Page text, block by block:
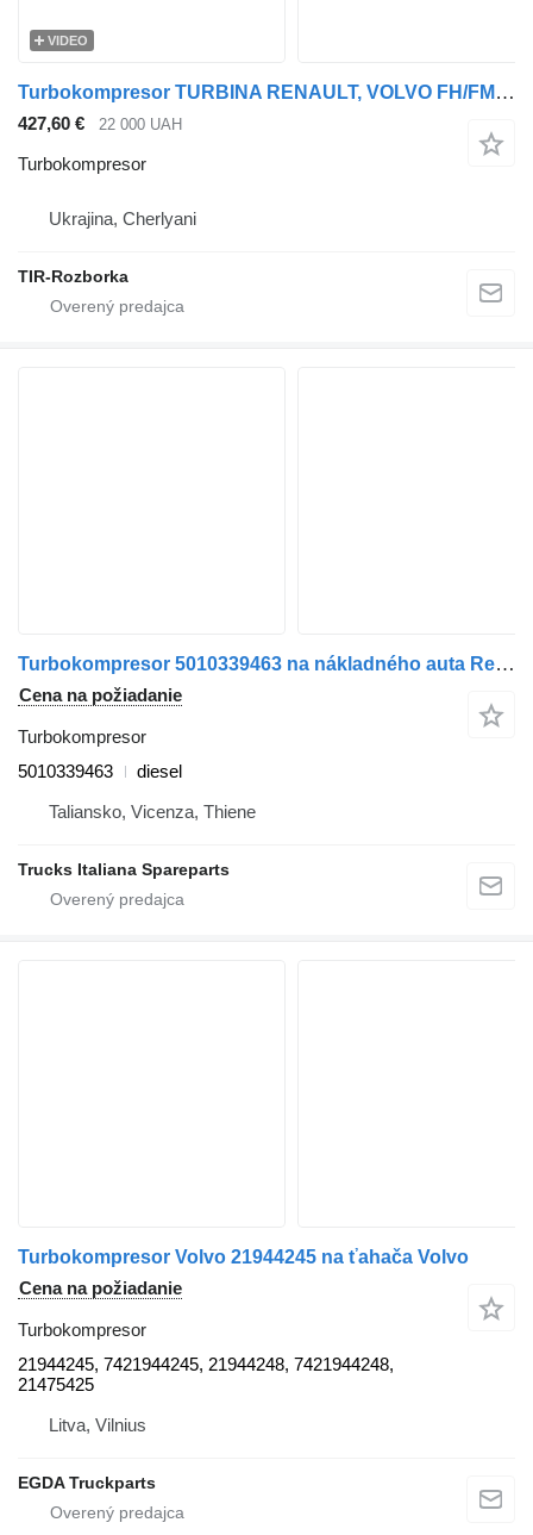
VIDEO
Turbokompresor TURBINA RENAULT, VOLVO FH/FM/T DTI13/MD13 EURO 6 21989961 na ťahača FH
427,60 € 22 000 UAH
Turbokompresor
Ukrajina, Cherlyani
TIR-Rozborka
Turbokompresor 5010339463 na nákladného auta Renault Midlum
Cena na požiadanie
Turbokompresor
5010339463
diesel
Taliansko, Vicenza, Thiene
Trucks Italiana Spareparts
Turbokompresor Volvo 21944245 na ťahača Volvo
Cena na požiadanie
Turbokompresor
21944245, 7421944245, 21944248, 7421944248,
21475425
Litva, Vilnius
EGDA Truckparts